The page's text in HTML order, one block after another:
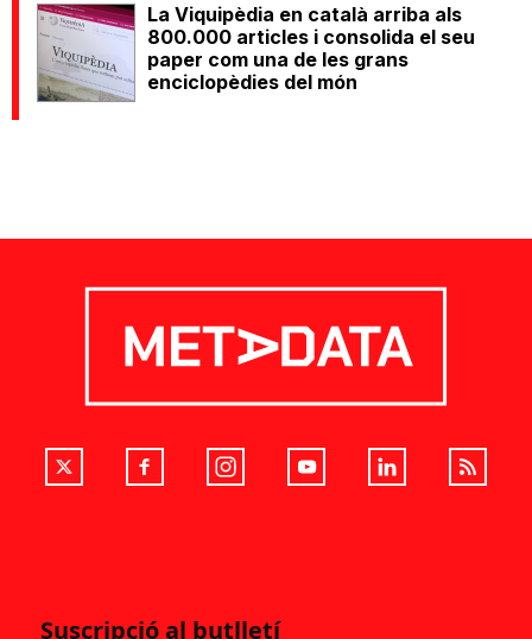
La Viquipèdia en català arriba als
800.000 articles i consolida el seu
paper com una de les grans
enciclopèdies del món
Suscripció al butlletí